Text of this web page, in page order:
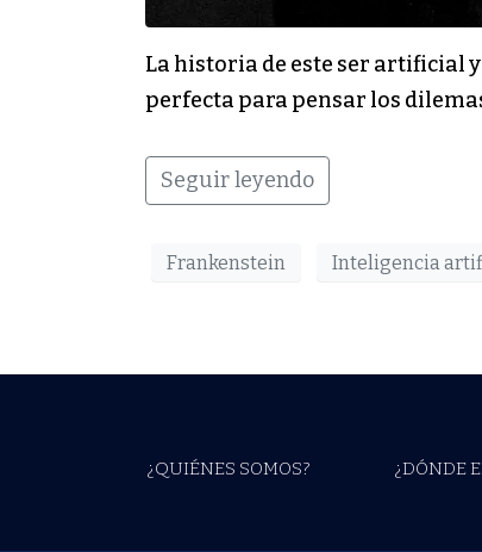
La historia de este ser artificial
perfecta para pensar los
Seguir leyendo
Frankenstein Inteligencia
¿QUIÉNES SOMOS? ¿DÓNDE